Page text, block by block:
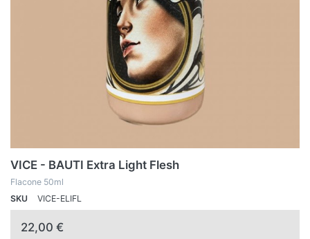
VICE - BAUTI Extra Light Flesh
Flacone 50ml
SKU
VICE-ELIFL
22,00 €